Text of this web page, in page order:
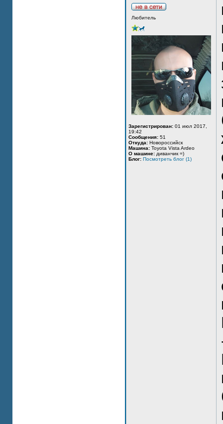
Любитель
Зарегистрирован: 01 июл 2017,
19:42
Сообщения: 51
Откуда: Новороссийск
Машина: Toyota Vista Ardeo
О машине: диванчик =)
Блог: Посмотреть блог (1)